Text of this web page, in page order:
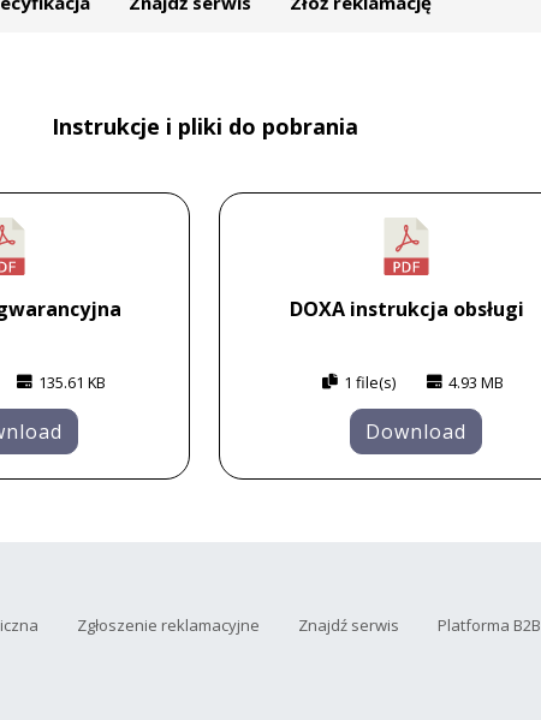
Instrukcje i pliki do pobrania
135.61 KB
DOXA instrukcja obsługi
1 file(s) 4.93 MB
Download
Zgłoszenie reklamacyjne Znajdź serwis Platforma B2B